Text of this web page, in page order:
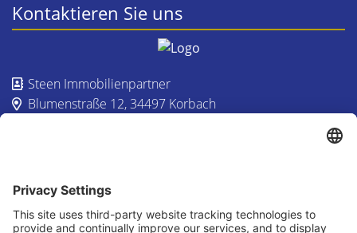
Kontaktieren Sie uns
Steen Immobilienpartner
Blumenstraße 12, 34497 Korbach
Besuchen Sie uns auch hier